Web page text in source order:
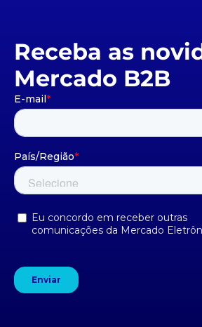
Receba as
Mercado B2B